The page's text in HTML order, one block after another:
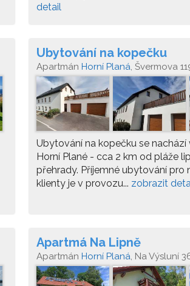
detail
Ubytování na kopečku
Apartmán Horní Planá, Švermova
Planá
Ubytování na kopečku se nachází
Horní Plané - cca 2 km od pláže
přehrady. Příjemné ubytování pro
klienty je v provozu... zobrazit
Apartmá Na Lipně
Apartmán Horní Planá, Na Výsluní